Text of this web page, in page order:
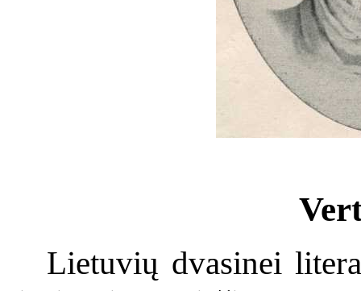
Lietuvių dvasinei